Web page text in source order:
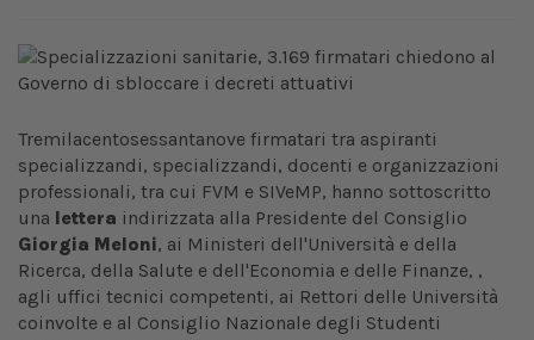
Tremilacentosessantanove firmatari tra aspiranti
specializzandi, specializzandi, docenti e organizzazioni
professionali, tra cui FVM e SIVeMP, hanno sottoscritto
una lettera indirizzata alla Presidente del Consiglio
Giorgia Meloni, ai Ministeri dell'Università e della
Ricerca, della Salute e dell'Economia e delle Finanze, ,
agli uffici tecnici competenti, ai Rettori delle Università
coinvolte e al Consiglio Nazionale degli Studenti